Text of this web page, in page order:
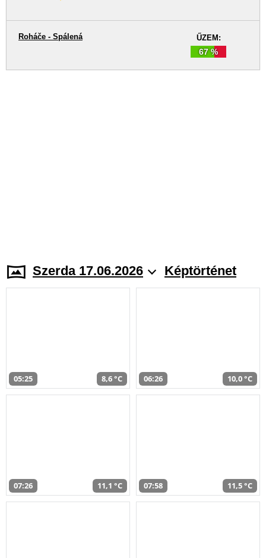
ŰZEM:
67 %
Roháče - Spálená
Szerda 17.06.2026 Képtörténet
05:25 8,6 °C 06:26 10,0 °C
07:26 11,1 °C 07:58 11,5 °C